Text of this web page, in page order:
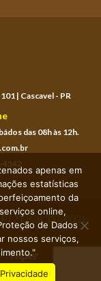
| Cascavel - PR
das 08h às 12h.
4542
21.828.337/0001-
apenas em
estatísticas
da
online,
de Dados
nossos serviços,